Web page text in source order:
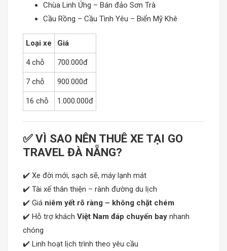
Chùa Linh Ứng – Bán đảo Sơn Trà
Cầu Rồng – Cầu Tình Yêu – Biển Mỹ Khê
Loại xe Giá
4 chỗ 700.000đ
7 chỗ 900.000đ
16 chỗ 1.000.000đ
✅ VÌ SAO NÊN THUÊ XE TẠI GO
TRAVEL ĐÀ NẴNG?
✔️ Xe đời mới, sạch sẽ, máy lạnh mát
✔️ Tài xế thân thiện – rành đường du lịch
✔️ Giá niêm yết rõ ràng – không chặt chém
✔️ Hỗ trợ khách Việt Nam đáp chuyến bay nhanh
chóng
✔️ Linh hoạt lịch trình theo yêu cầu